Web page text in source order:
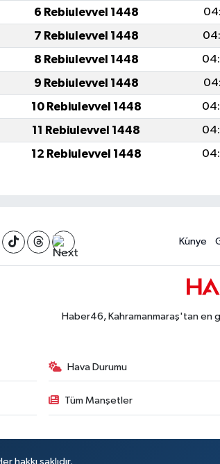
6 Rebiulevvel 1448
7 Rebiulevvel 1448
8 Rebiulevvel 1448
9 Rebiulevvel 1448
10 Rebiulevvel 1448
11 Rebiulevvel 1448
12 Rebiulevvel 1448
Künye
Haber46, Kahramanmaraş'tan en
Hava Durumu
Tüm Manşetler
hakkı saklıdır.